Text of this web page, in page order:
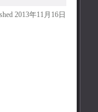
2013年11月16日